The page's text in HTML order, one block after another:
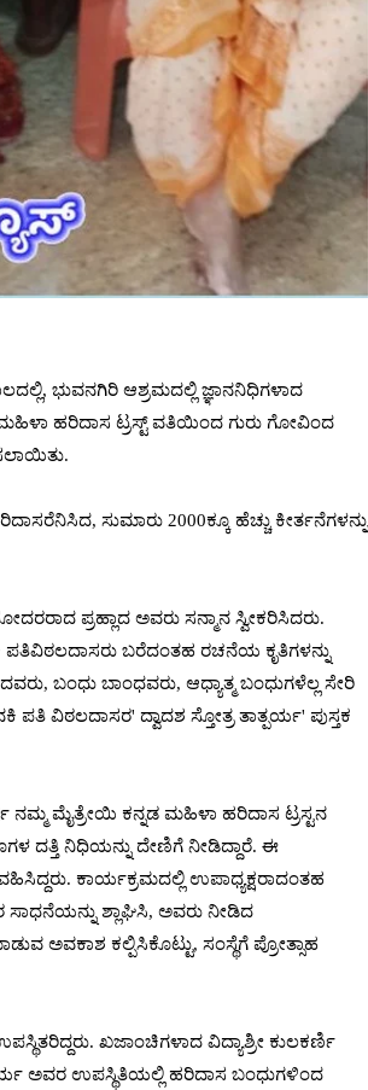
ಭುವನಗಿರಿ ಆಶ್ರಮದಲ್ಲಿ ಜ್ಞಾನನಿಧಿಗಳಾದ
ಮಹಿಳಾ ಹರಿದಾಸ ಟ್ರಸ್ಟ್‌ ವತಿಯಿಂದ ಗುರು ಗೋವಿಂದ
ಸುಮಾರು 2000ಕ್ಕೂ ಹೆಚ್ಚು ಕೀರ್ತನೆಗಳನ್ನು
ಪ್ರಹ್ಲಾದ ಅವರು ಸನ್ಮಾನ ಸ್ವೀಕರಿಸಿದರು.
ಬರೆದಂತಹ ರಚನೆಯ ಕೃತಿಗಳನ್ನು
ಬಂಧು ಬಾಂಧವರು, ಆಧ್ಯಾತ್ಮ ಬಂಧುಗಳೆಲ್ಲ ಸೇರಿ
ವಿಠಲದಾಸರ' ದ್ವಾದಶ ಸ್ತೋತ್ರ ತಾತ್ಪರ್ಯ' ಪುಸ್ತಕ
ಮೈತ್ರೇಯಿ ಕನ್ನಡ ಮಹಿಳಾ ಹರಿದಾಸ ಟ್ರಸ್ಟನ
ದತ್ತಿ ನಿಧಿಯನ್ನು ದೇಣಿಗೆ ನೀಡಿದ್ದಾರೆ. ಈ
ಕಾರ್ಯಕ್ರಮದಲ್ಲಿ ಉಪಾಧ್ಯಕ್ಷರಾದಂತಹ
ಸಾಧನೆಯನ್ನು ಶ್ಲಾಘಿಸಿ, ಅವರು ನೀಡಿದ
ಅವಕಾಶ ಕಲ್ಪಿಸಿಕೊಟ್ಟು, ಸಂಸ್ಥೆಗೆ ಪ್ರೋತ್ಸಾಹ
ಖಜಾಂಚಿಗಳಾದ ವಿದ್ಯಾಶ್ರೀ ಕುಲಕರ್ಣಿ
ಅವರ ಉಪಸ್ಥಿತಿಯಲ್ಲಿ ಹರಿದಾಸ ಬಂಧುಗಳಿಂದ